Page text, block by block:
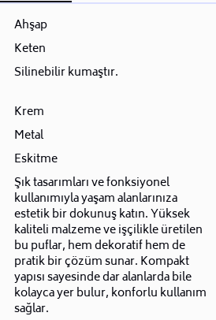
Ahşap
Keten
Silinebilir kumaştır.
Krem
Metal
Eskitme
Şık tasarımları ve fonksiyonel
kullanımıyla yaşam alanlarınıza
estetik bir dokunuş katın. Yüksek
kaliteli malzeme ve işçilikle üretilen
bu puflar, hem dekoratif hem de
pratik bir çözüm sunar. Kompakt
yapısı sayesinde dar alanlarda bile
kolayca yer bulur, konforlu kullanım
sağlar.